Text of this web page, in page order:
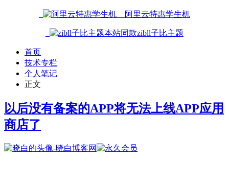
阿里云特惠学生机
本站同款zibll子比主题
首页
技术专栏
个人笔记
正文
以后没有备案的APP将无法上线APP应用
商店了